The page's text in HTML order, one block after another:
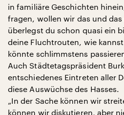
in familiäre Geschichten
fragen, wollen wir das und
überlegst du schon quasi ein
deine Fluchtrouten, wie
könnte schlimmstens
Auch Städtetagspräsident
entschiedenes Eintreten aller
diese Auswüchse des Hasses.
„In der Sache können wir
können wir diskutieren, aber